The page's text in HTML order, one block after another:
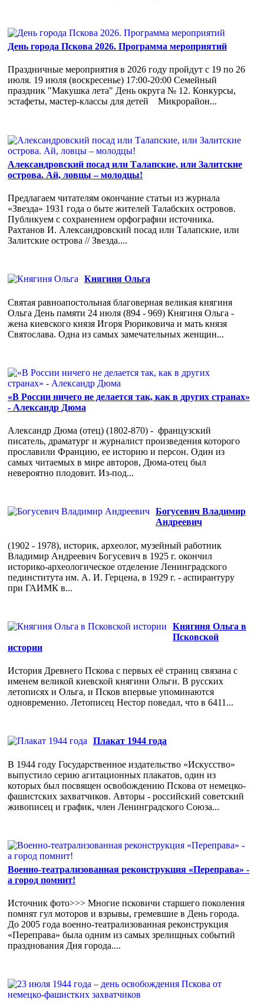
День города Пскова 2026. Программа мероприятий
Праздничные мероприятия в 2026 году пройдут с 19 по 26
июля. 19 июля (воскресенье) 17:00-20:00 Семейный
праздник "Макушка лета" День округа № 12. Конкурсы,
эстафеты, мастер-классы для детей Микрорайон...
Александровский посад или Талапские, или Залитские
острова. Ай, ловцы – молодцы!
Предлагаем читателям окончание статьи из журнала
«Звезда» 1931 года о быте жителей Талабских островов.
Публикуем с сохранением орфографии источника.
Рахтанов И. Александровский посад или Талапские, или
Залитские острова // Звезда....
Княгиня Ольга
Святая равноапостольная благоверная великая княгиня
Ольга День памяти 24 июля (894 - 969) Княгиня Ольга -
жена киевского князя Игоря Рюриковича и мать князя
Святослава. Одна из самых замечательных женщин...
«В России ничего не делается так, как в других странах»
- Александр Дюма
Александр Дюма (отец) (1802-870) - французский
писатель, драматург и журналист произведения которого
прославили Францию, ее историю и персон. Один из
самых читаемых в мире авторов, Дюма-отец был
невероятно плодовит. Из-под...
Богусевич Владимир
Андреевич
(1902 - 1978), историк, археолог, музейный работник
Владимир Андреевич Богусевич в 1925 г. окончил
историко-археологическое отделение Ленинградского
пединститута им. А. И. Герцена, в 1929 г. - аспирантуру
при ГАИМК в...
Княгиня Ольга в
Псковской
истории
История Древнего Пскова с первых её страниц связана с
именем великой киевской княгини Ольги. В русских
летописях и Ольга, и Псков впервые упоминаются
одновременно. Летописец Нестор поведал, что в 6411...
Плакат 1944 года
В 1944 году Государственное издательство «Искусство»
выпустило серию агитационных плакатов, один из
которых был посвящен освобождению Пскова от немецко-
фашистских захватчиков. Авторы - российский советский
живописец и график, член Ленинградского Союза...
Военно-театрализованная реконструкция «Переправа» -
а город помнит!
Источник фото>>> Многие псковичи старшего поколения
помнят гул моторов и взрывы, гремевшие в День города.
До 2005 года военно-театрализованная реконструкция
«Переправа» была одним из самых зрелищных событий
празднования Дня города....